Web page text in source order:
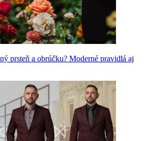
prsteň a obrúčku? Moderné pravidlá aj